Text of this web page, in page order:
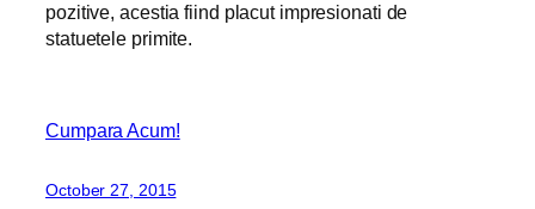
pozitive, acestia fiind placut impresionati de
statuetele primite.
Cumpara Acum!
October 27, 2015